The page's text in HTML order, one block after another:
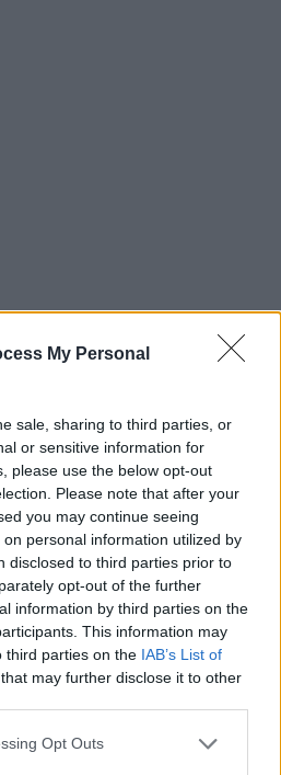
My Personal
sale, sharing to third parties, or
or sensitive information for
please use the below opt-out
Please note that after your
you may continue seeing
personal information utilized by
disclosed to third parties prior to
opt-out of the further
information by third parties on the
This information may
third parties on the IAB’s List of
that may further disclose it to other
Opt Outs
wielki problem.
jak w 30 minut
portfel)
mała kropka na szkle? "E
myślałem, dopóki nie